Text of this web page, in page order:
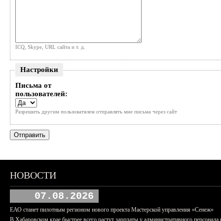
ICQ, Skype, URL сайта и т. д.
Настройки
Письма от
пользователей:
Разрешить другим пользоватялем отправлять мне письма через сайт
НОВОСТИ
07.08.2026
ЕАО станет пилотным регионом нового проекта Мастерской управления «Сенеж»
В Хабаровском крае быстрее всего растут зарплаты у административного персонала